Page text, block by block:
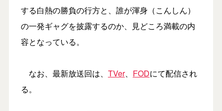
する白熱の勝負の行方と、誰が渾身（こんしん）
の一発ギャグを披露するのか、見どころ満載の内
容となっている。
なお、最新放送回は、 TVer、 FODにて配信され
る。